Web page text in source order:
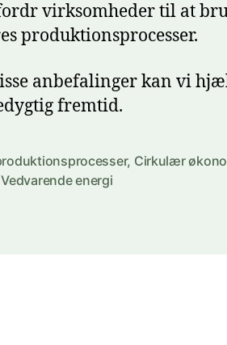
virksomheder til at
produktionsprocesser.
anbefalinger kan vi
fremtid.
, Cirkulær
Vedvarende energi